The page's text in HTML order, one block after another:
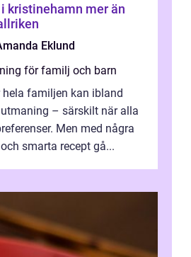
mer än
Eklund
för familj och barn
familjen kan ibland
– särskilt när alla
Men med några
smarta recept gå...